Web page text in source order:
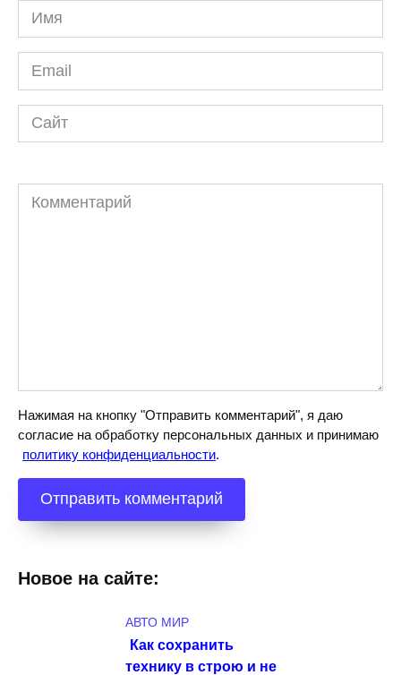
Имя
*
Email
*
Сайт
Комментарий
Нажимая на кнопку "Отправить комментарий", я даю
согласие на обработку персональных данных и принимаю
политику конфиденциальности.
Новое на сайте:
АВТО МИР
Как сохранить
технику в строю и не